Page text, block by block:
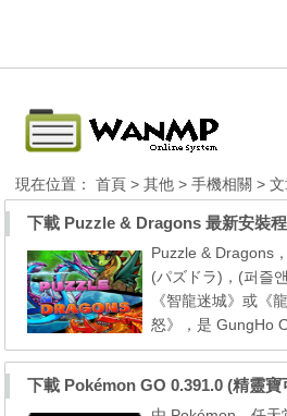
現在位置：首頁 >其他 >手機相關 >
Puzzle & Dragons
(パズドラ)，(퍼즐
《智龍迷城》或《
怒》，是 GungHo
的智能手機遊戲，
鬥的RPG養成遊戲
便本地玩家直接下